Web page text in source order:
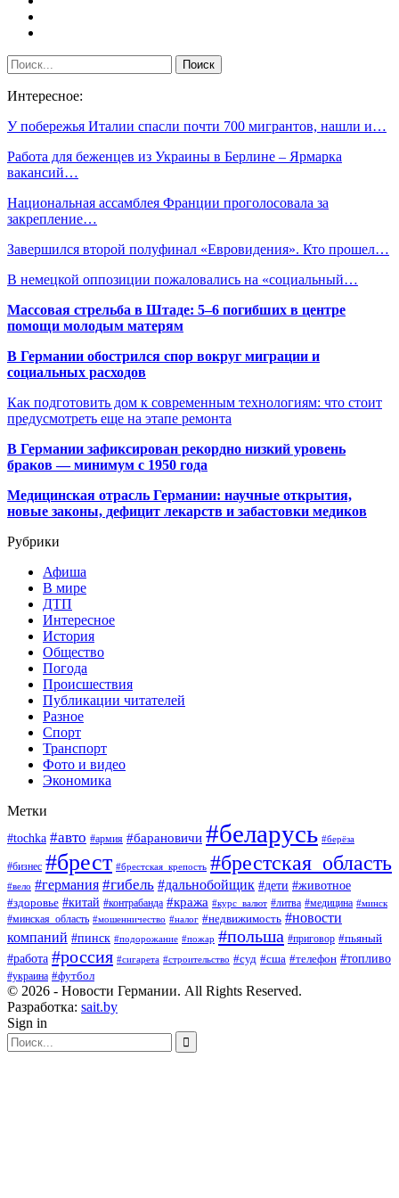
Интересное:
У побережья Италии спасли почти 700 мигрантов, нашли и…
Работа для беженцев из Украины в Берлине – Ярмарка
вакансий…
Национальная ассамблея Франции проголосовала за
закрепление…
Завершился второй полуфинал «Евровидения». Кто прошел…
В немецкой оппозиции пожаловались на «социальный…
Массовая стрельба в Штаде: 5–6 погибших в центре
помощи молодым матерям
В Германии обострился спор вокруг миграции и
социальных расходов
Как подготовить дом к современным технологиям: что стоит
предусмотреть еще на этапе ремонта
В Германии зафиксирован рекордно низкий уровень
браков — минимум с 1950 года
Медицинская отрасль Германии: научные открытия,
новые законы, дефицит лекарств и забастовки медиков
Рубрики
Афиша
В мире
ДТП
Интересное
История
Общество
Погода
Происшествия
Публикации читателей
Разное
Спорт
Транспорт
Фото и видео
Экономика
Метки
#tochka #авто #армия #барановичи #беларусь #берёза
#бизнес #брест #брестская_крепость #брестская_область
#вело #германия #гибель #дальнобойщик #дети #животное
#здоровье #китай #контрабанда #кража #курс_валют #литва #медицина #минск
#минская_область #мошенничество #налог #недвижимость #новости
компаний #пинск #подорожание #пожар #польша #приговор #пьяный
#работа #россия #сигарета #строительство #суд #сша #телефон #топливо
#украина #футбол
© 2026 - Новости Германии. All Rights Reserved.
Разработка: sait.by
Sign in